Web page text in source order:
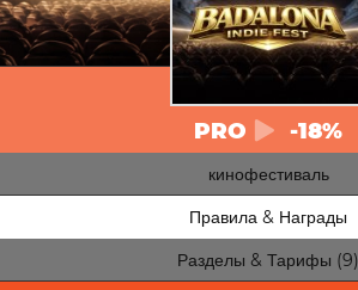
PRO -18%
кинофестиваль
Правила & Награды
Разделы & Тарифы (9)